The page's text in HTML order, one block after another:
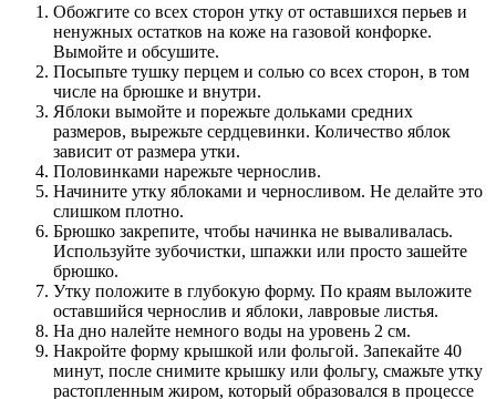
Обожгите со всех сторон утку от оставшихся перьев и
ненужных остатков на коже на газовой конфорке.
Вымойте и обсушите.
Посыпьте тушку перцем и солью со всех сторон, в том
числе на брюшке и внутри.
Яблоки вымойте и порежьте дольками средних
размеров, вырежьте сердцевинки. Количество яблок
зависит от размера утки.
Половинками нарежьте чернослив.
Начините утку яблоками и черносливом. Не делайте это
слишком плотно.
Брюшко закрепите, чтобы начинка не вываливалась.
Используйте зубочистки, шпажки или просто зашейте
брюшко.
Утку положите в глубокую форму. По краям выложите
оставшийся чернослив и яблоки, лавровые листья.
На дно налейте немного воды на уровень 2 см.
Накройте форму крышкой или фольгой. Запекайте 40
минут, после снимите крышку или фольгу, смажьте утку
растопленным жиром, который образовался в процессе